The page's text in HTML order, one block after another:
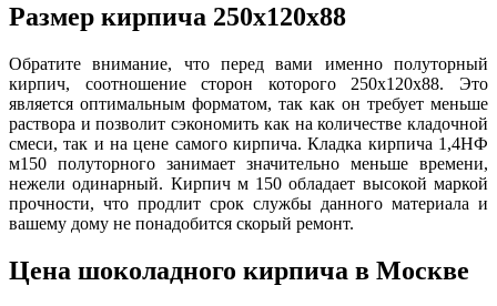
Размер кирпича 250х120х88
Обратите внимание, что перед вами именно полуторный
кирпич, соотношение сторон которого 250х120х88. Это
является оптимальным форматом, так как он требует меньше
раствора и позволит сэкономить как на количестве кладочной
смеси, так и на цене самого кирпича. Кладка кирпича 1,4НФ
м150 полуторного занимает значительно меньше времени,
нежели одинарный. Кирпич м 150 обладает высокой маркой
прочности, что продлит срок службы данного материала и
вашему дому не понадобится скорый ремонт.
Цена шоколадного кирпича в Москве